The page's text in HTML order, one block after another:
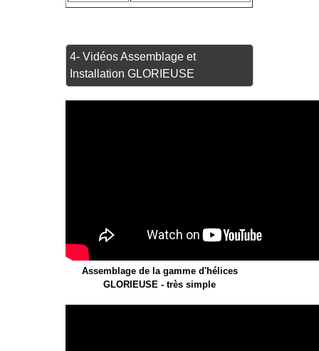
4- Vidéos Assemblage et
Installation GLORIEUSE
Assemblage de la gamme d'hélices
GLORIEUSE - très simple